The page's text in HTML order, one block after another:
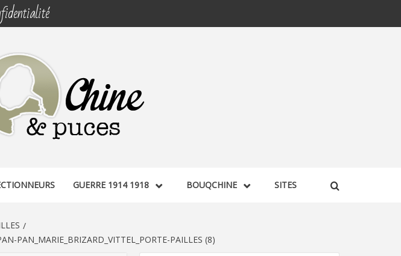
GUERRE 1914 1918 BOUQCHINE SITES
PAN_MARIE_BRIZARD_VITTEL_PORTE-PAILLES (8)